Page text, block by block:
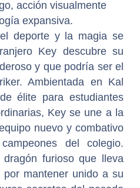
acción visualmente
expansiva.
deporte y la magia se
Key descubre su
y que podría ser el
Ambientada en Kal
élite para estudiantes
Key se une a la
nuevo y combativo
del colegio.
furioso que lleva
mantener unido a su